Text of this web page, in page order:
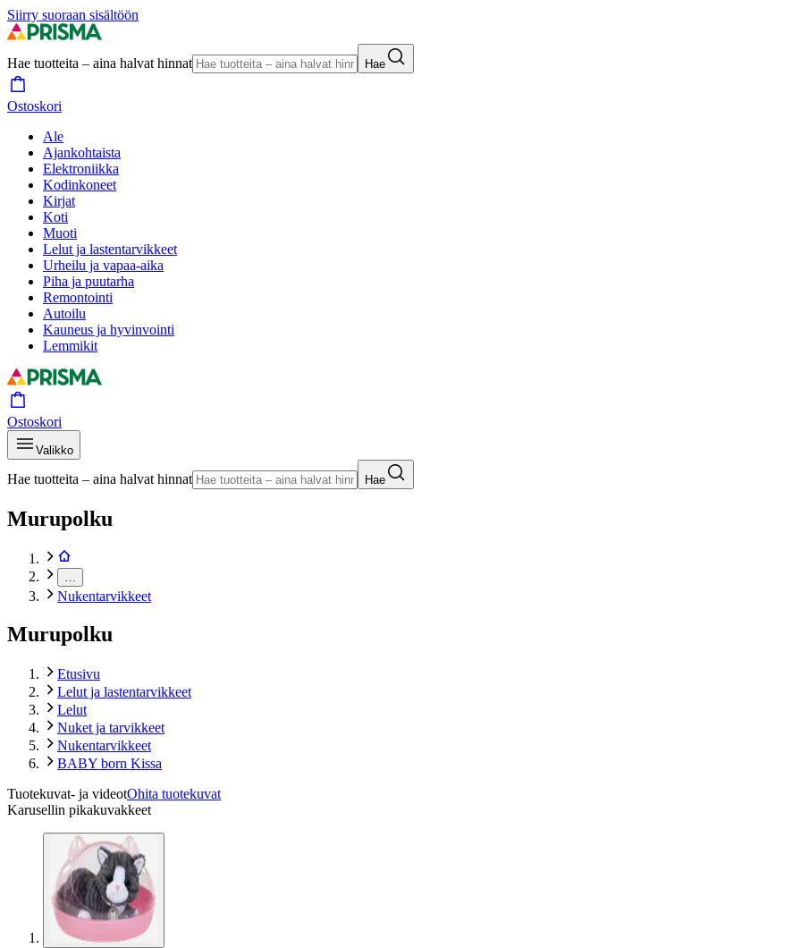
Siirry suoraan sisältöön
Hae tuotteita – aina halvat hinnat Hae
Ostoskori
Ale
Ajankohtaista
Elektroniikka
Kodinkoneet
Kirjat
Koti
Muoti
Lelut ja lastentarvikkeet
Urheilu ja vapaa-aika
Piha ja puutarha
Remontointi
Autoilu
Kauneus ja hyvinvointi
Lemmikit
Ostoskori
Valikko
Hae tuotteita – aina halvat hinnat Hae
Murupolku
Nukentarvikkeet
Murupolku
Etusivu
Lelut ja lastentarvikkeet
Lelut
Nuket ja tarvikkeet
Nukentarvikkeet
BABY born Kissa
Tuotekuvat- ja videotOhita tuotekuvat
Karusellin pikakuvakkeet